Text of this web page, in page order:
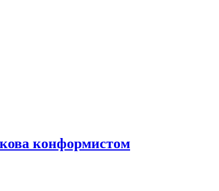
конформистом